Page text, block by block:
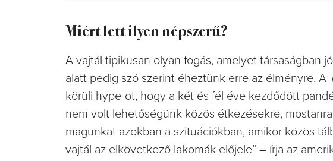
Miért lett ilyen népszerű?
A vajtál tipikusan olyan fogás, amelyet társaságban
alatt pedig szó szerint éheztünk erre az élményre. A
körüli hype-ot, hogy a két és fél éve kezdődött
nem volt lehetőségünk közös étkezésekre,
magunkat azokban a szituációkban, amikor közös
vajtál az elkövetkező lakomák előjele” – írja az